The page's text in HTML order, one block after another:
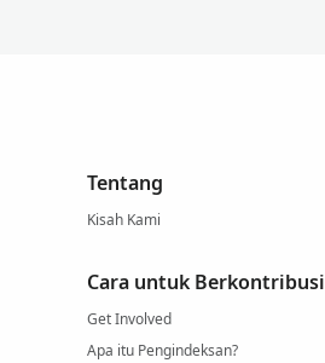
Tentang
Kisah Kami
Cara untuk Berkontribusi
Get Involved
Apa itu Pengindeksan?